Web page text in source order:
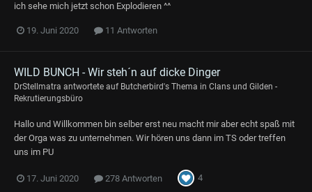
ich sehe mich jetzt schon Explodieren ^^
19. Juni 2020 11 Antworten
WILD BUNCH - Wir steh´n auf dicke Dinger
DrStellmatra antwortete auf Butcherbird's Thema in Clans und Gilden -
Rekrutierungsbüro
Hallo und Willkommen bin selber erst neu macht mir aber echt spaß mit
der Orga was zu unternehmen. Wir hören uns dann im TS oder treffen
uns im PU
17. Juni 2020 278 Antworten 4